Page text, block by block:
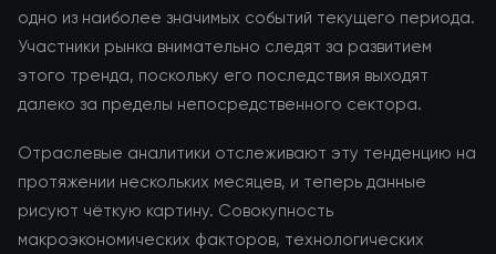
одно из наиболее значимых событий текущего периода.
Участники рынка внимательно следят за развитием
этого тренда, поскольку его последствия выходят
далеко за пределы непосредственного сектора.
Отраслевые аналитики отслеживают эту тенденцию на
протяжении нескольких месяцев, и теперь данные
рисуют чёткую картину. Совокупность
макроэкономических факторов, технологических